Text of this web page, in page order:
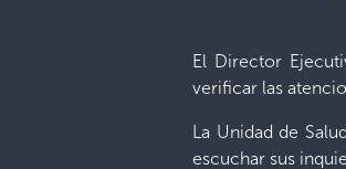
El Director
verificar las
La Unidad de
escuchar sus